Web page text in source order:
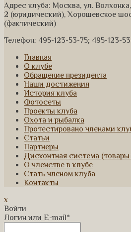
Адрес клуба: Москва, ул.
2 (юридический), Хорошевское
(фактический)
Телефон: 495-123-53-75; 495-123-
Главная
О клубе
Обращение президента
Наши достижения
История клуба
Фотосеты
Проекты клуба
Охота и рыбалка
Протестировано членами
Статьи
Партнеры
Дисконтная система
О членстве в клубе
Стать членом клуба
Контакты
x
Войти
Логин или E-mail*